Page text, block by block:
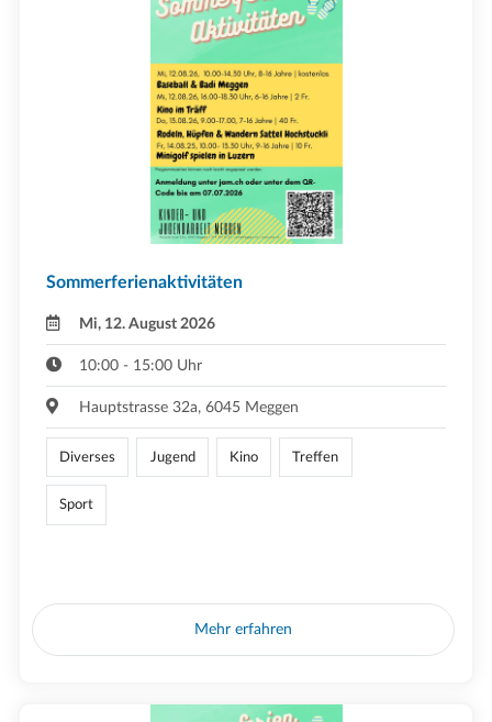
Sommerferienaktivitäten
Mi, 12. August 2026
10:00 - 15:00 Uhr
Hauptstrasse 32a, 6045 Meggen
Diverses Jugend Kino Treffen
Sport
Mehr erfahren